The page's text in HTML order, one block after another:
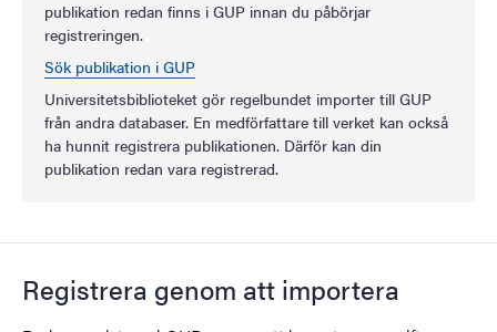
publikation redan finns i GUP innan du påbörjar
registreringen.
Sök publikation i GUP
Universitetsbiblioteket gör regelbundet importer till GUP
från andra databaser. En medförfattare till verket kan också
ha hunnit registrera publikationen. Därför kan din
publikation redan vara registrerad.
Registrera genom att importera